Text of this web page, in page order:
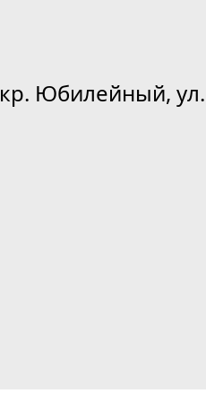
Юбилейный,